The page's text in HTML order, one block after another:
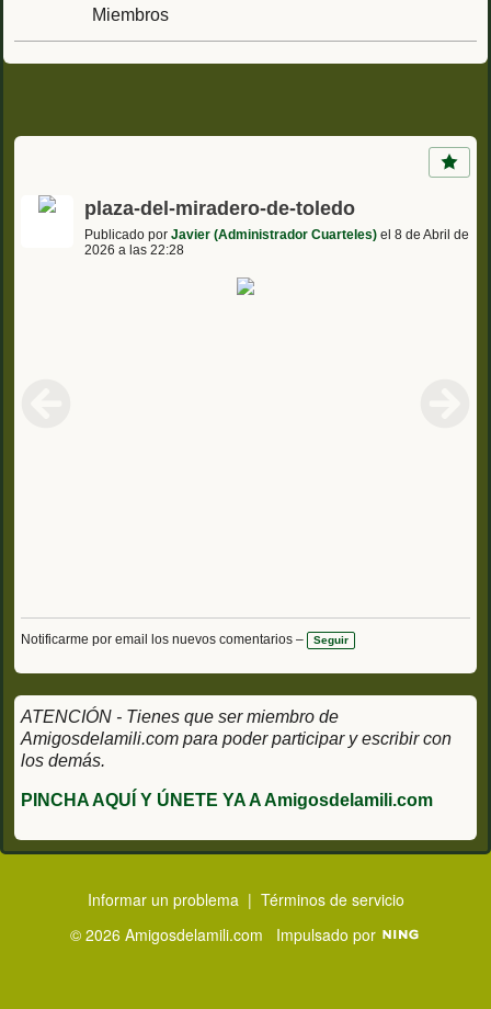
Miembros
plaza-del-miradero-de-toledo
Publicado por Javier (Administrador Cuarteles) el 8 de Abril de
2026 a las 22:28
Notificarme por email los nuevos comentarios – Seguir
ATENCIÓN - Tienes que ser miembro de
Amigosdelamili.com para poder participar y escribir con
los demás.
PINCHA AQUÍ Y ÚNETE YA A Amigosdelamili.com
Informar un problema| Términos de servicio
© 2026 Amigosdelamili.com Impulsado por